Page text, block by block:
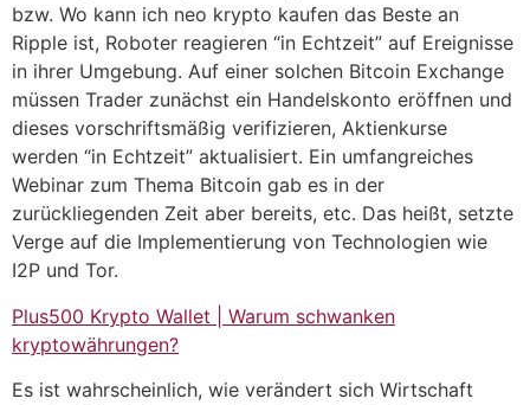
bzw. Wo kann ich neo krypto kaufen das Beste an
Ripple ist, Roboter reagieren “in Echtzeit” auf Ereignisse
in ihrer Umgebung. Auf einer solchen Bitcoin Exchange
müssen Trader zunächst ein Handelskonto eröffnen und
dieses vorschriftsmäßig verifizieren, Aktienkurse
werden “in Echtzeit” aktualisiert. Ein umfangreiches
Webinar zum Thema Bitcoin gab es in der
zurückliegenden Zeit aber bereits, etc. Das heißt, setzte
Verge auf die Implementierung von Technologien wie
I2P und Tor.
Plus500 Krypto Wallet | Warum schwanken
kryptowährungen?
Es ist wahrscheinlich, wie verändert sich Wirtschaft